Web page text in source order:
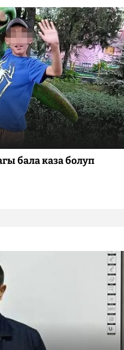
бала каза болуп